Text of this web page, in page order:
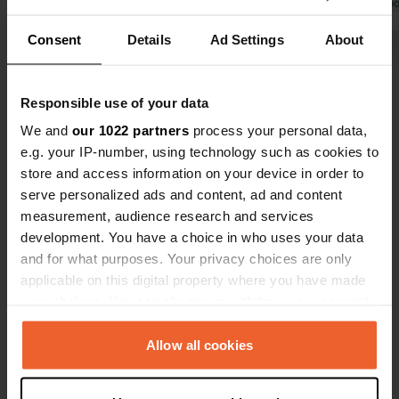
Consent Details Ad Settings About
Responsible use of your data
We and our 1022 partners process your personal data,
e.g. your IP-number, using technology such as cookies to
store and access information on your device in order to
serve personalized ads and content, ad and content
measurement, audience research and services
development. You have a choice in who uses your data
and for what purposes. Your privacy choices are only
applicable on this digital property where you have made
any time from the Cookie Declaration or by clicking on
the Privacy trigger icon.Allow all cookies
sur le
garés
Traduit par
Contact
Rua Doutor Acácio Furtado 10
2530, Lourinhã, Portugal
Copie
Coordonnées